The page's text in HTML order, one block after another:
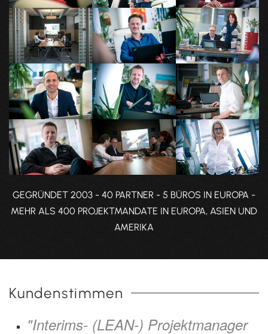
GEGRÜNDET 2003 - 40 PARTNER - 5 BÜROS IN EUROPA -
MEHR ALS 400 PROJEKTMANDATE IN EUROPA, ASIEN UND
AMERIKA
Kundenstimmen
"Interims- (LEAN-) Projektmanager